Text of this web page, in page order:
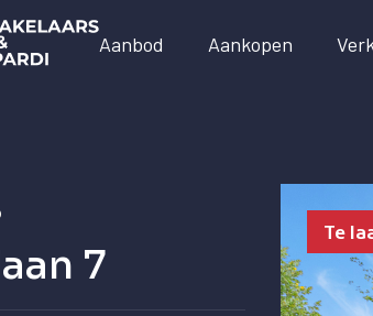
Aanbod Aankopen
7
Te